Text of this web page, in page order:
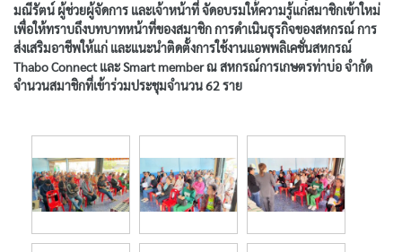
มณีรัตน์ ผู้ช่วยผู้จัดการ และเจ้าหน้าที่ จัดอบรมให้ความรู้แก่สมาชิกเข้าใหม่
เพื่อให้ทราบถึงบทบาทหน้าที่ของสมาชิก การดำเนินธุรกิจของสหกรณ์ การ
ส่งเสริมอาชีพให้แก่ และแนะนำติดตั้งการใช้งานแอพพลิเคชั่นสหกรณ์
Thabo Connect และ Smart member ณ สหกรณ์การเกษตรท่าบ่อ จำกัด
จำนวนสมาชิกที่เข้าร่วมประชุมจำนวน 62 ราย